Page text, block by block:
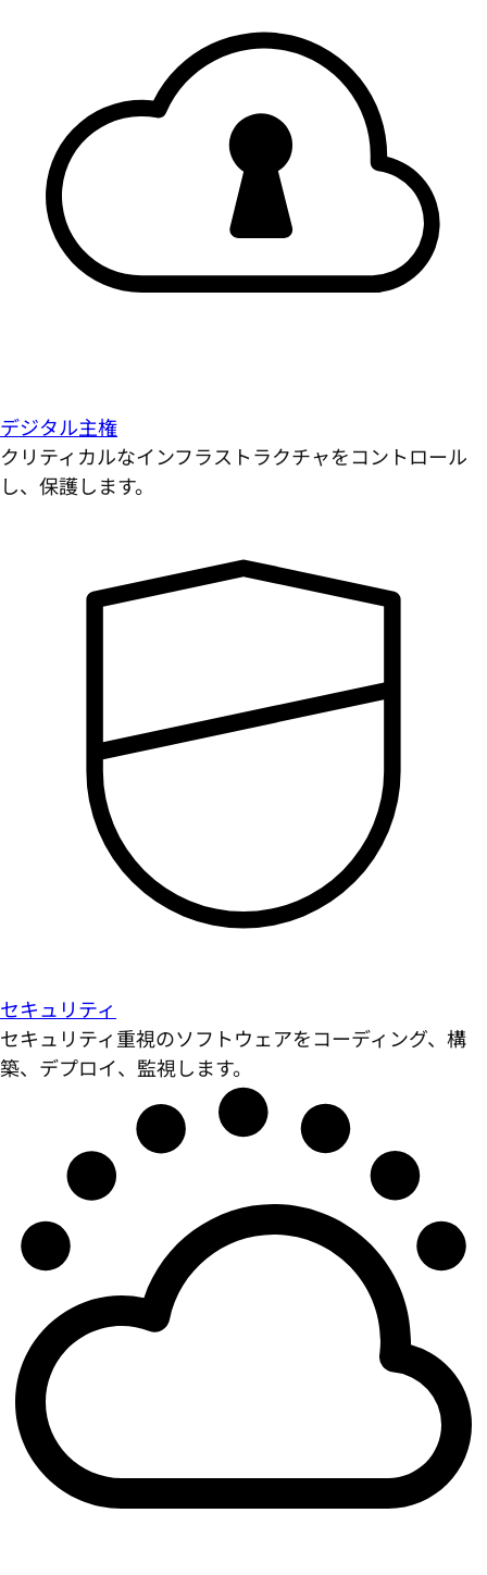
デジタル主権
クリティカルなインフラストラクチャをコントロール
し、保護します。
セキュリティ
セキュリティ重視のソフトウェアをコーディング、構
築、デプロイ、監視します。